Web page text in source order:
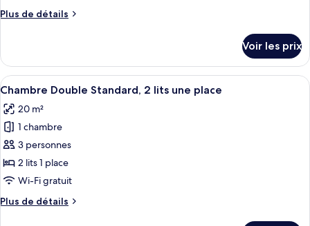
chambre :
Standard
Plus de détails
Plus
le
type
de
Chambre
Triple
Standard
Voir les prix
Afficher
toutes
les
photos
pour
ce
type
chambre :
Une chambre d’hôtel avec deux
4
Chambre Double Standard, 2 lits une place
20 m²
1 chambre
3 personnes
2 lits 1 place
Wi-Fi gratuit
Plus de détails
Plus